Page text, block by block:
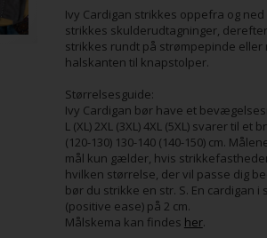
Ivy Cardigan strikkes oppefra og
strikkes skulderudtagninger,
strikkes rundt på strømpepinde eller
halskanten til knapstolper.
Størrelsesguide:
Ivy Cardigan bør have et
L (XL) 2XL (3XL) 4XL (5XL) svarer til
(120-130) 130-140 (140-150) cm.
mål kun gælder, hvis
hvilken størrelse, der vil passe dig
bør du strikke en str. S. En cardigan
(positive ease) på 2 cm.
Målskema kan findes her.